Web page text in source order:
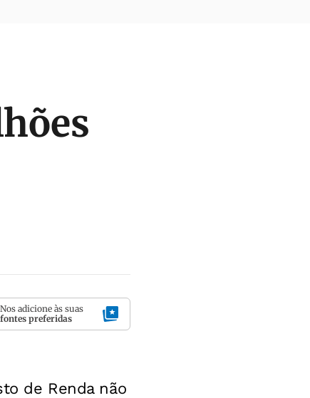
Nos adicione às suas
fontes preferidas
de Renda não